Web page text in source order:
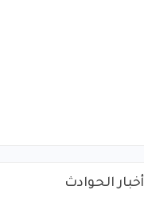
أخبار الحوادث